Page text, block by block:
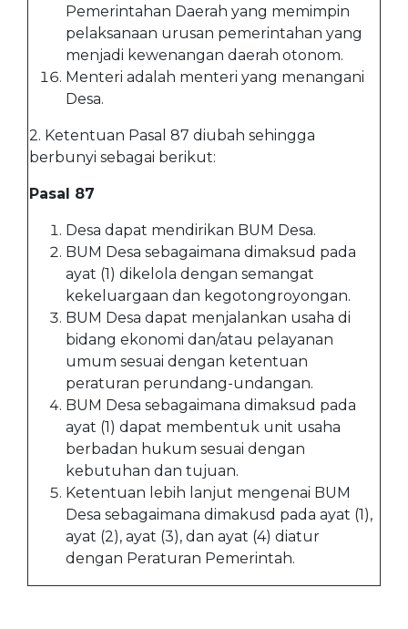
Pemerintahan Daerah yang memimpin
pelaksanaan urusan pemerintahan yang
menjadi kewenangan daerah otonom.
Menteri adalah menteri yang menangani
Desa.
2. Ketentuan Pasal 87 diubah sehingga
berbunyi sebagai berikut:
Pasal 87
Desa dapat mendirikan BUM Desa.
BUM Desa sebagaimana dimaksud pada
ayat (1) dikelola dengan semangat
kekeluargaan dan kegotongroyongan.
BUM Desa dapat menjalankan usaha di
bidang ekonomi dan/atau pelayanan
umum sesuai dengan ketentuan
peraturan perundang-undangan.
BUM Desa sebagaimana dimaksud pada
ayat (1) dapat membentuk unit usaha
berbadan hukum sesuai dengan
kebutuhan dan tujuan.
Ketentuan lebih lanjut mengenai BUM
Desa sebagaimana dimakusd pada ayat (1),
ayat (2), ayat (3), dan ayat (4) diatur
dengan Peraturan Pemerintah.